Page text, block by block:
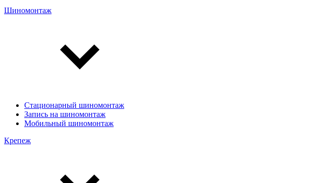
Шиномонтаж
Стационарный шиномонтаж
Запись на шиномонтаж
Мобильный шиномонтаж
Крепеж